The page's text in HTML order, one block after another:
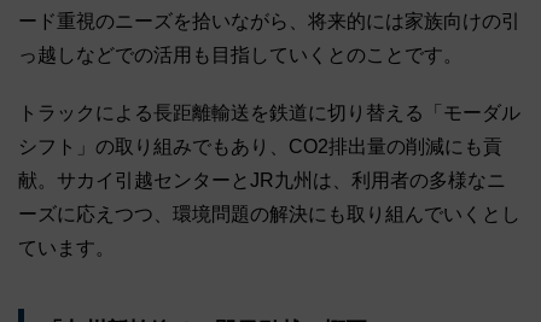
ード重視のニーズを拾いながら、将来的には家族向けの引
っ越しなどでの活用も目指していくとのことです。
トラックによる長距離輸送を鉄道に切り替える「モーダル
シフト」の取り組みでもあり、CO2排出量の削減にも貢
献。サカイ引越センターとJR九州は、利用者の多様なニ
ーズに応えつつ、環境問題の解決にも取り組んでいくとし
ています。